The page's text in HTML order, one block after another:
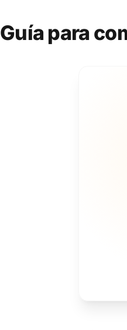
Guía para